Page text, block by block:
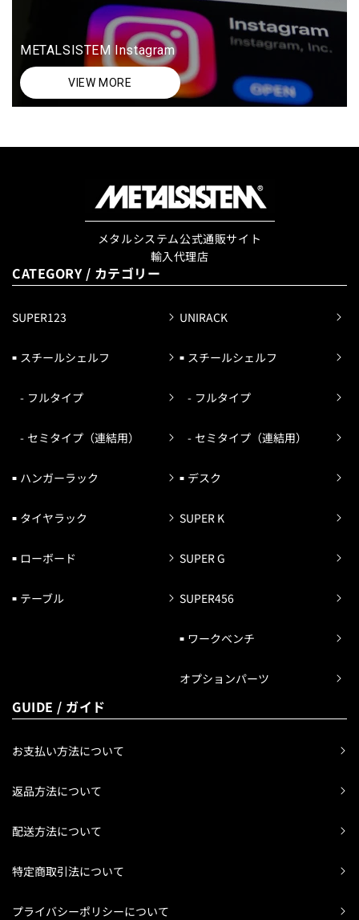
METALSISTEM Instagram
VIEW MORE
メタルシステム公式通販サイト
輸入代理店
CATEGORY / カテゴリー
SUPER123
スチールシェルフ
フルタイプ
セミタイプ（連結用）
ハンガーラック
タイヤラック
ローボード
テーブル
UNIRACK
スチールシェルフ
フルタイプ
セミタイプ（連結用）
デスク
SUPER K
SUPER G
SUPER456
ワークベンチ
オプションパーツ
GUIDE / ガイド
お支払い方法について
返品方法について
配送方法について
特定商取引法について
プライバシーポリシーについて